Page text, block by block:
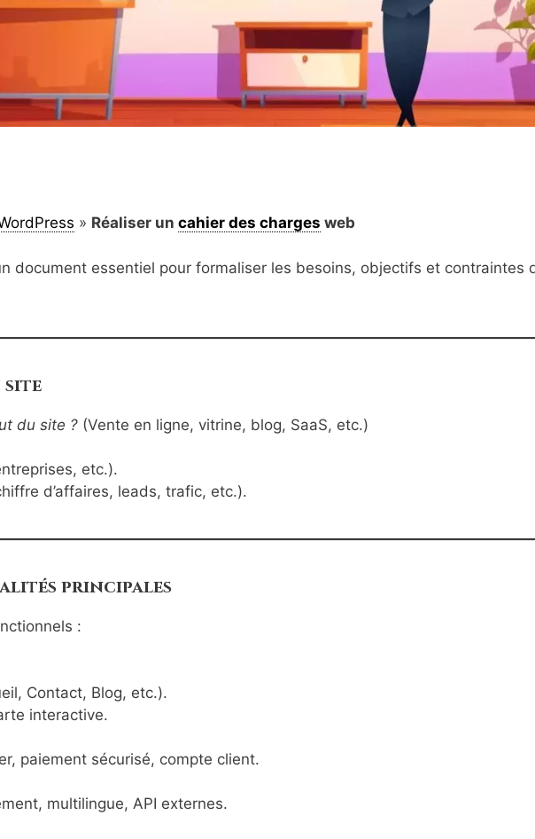
» Réaliser un cahier des charges web
document essentiel pour formaliser les besoins, objectifs et contraintes
site
du site ? (Vente en ligne, vitrine, blog, SaaS, etc.)
etc.).
d’affaires, leads, trafic, etc.).
principales
:
Contact, Blog, etc.).
interactive.
paiement sécurisé, compte client.
multilingue, API externes.